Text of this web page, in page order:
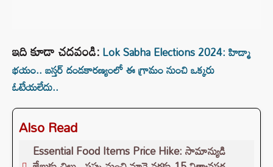
ఇది కూడా చదవండి:Lok Sabha Elections 2024: హిడ్మా
భయం.. బస్తర్ దండకారణ్యంలో ఈ గ్రామం నుంచి ఒక్కరు
ఓటేయలేదు..
Also Read
Essential Food Items Price Hike: సామాన్యుడి